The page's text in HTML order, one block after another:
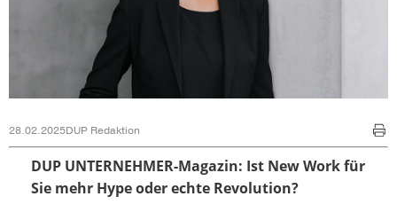
28.02.2025DUP Redaktion
DUP UNTERNEHMER-Magazin: Ist New Work für
Sie mehr Hype oder echte Revolution?